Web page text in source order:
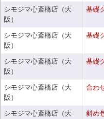
シモジマ心斎橋店（大
阪）
基礎
シモジマ心斎橋店（大
阪）
基礎
シモジマ心斎橋店（大
阪）
基礎
シモジマ心斎橋店（大
阪）
合わ
シモジマ心斎橋店（大
斜め